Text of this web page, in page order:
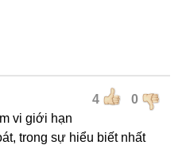
4 0
vi giới hạn
trong sự hiểu biết nhất